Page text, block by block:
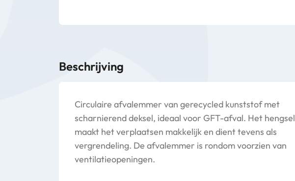
Beschrijving
Circulaire afvalemmer van gerecycled kunststof met
scharnierend deksel, ideaal voor GFT-afval. Het hengsel
maakt het verplaatsen makkelijk en dient tevens als
vergrendeling. De afvalemmer is rondom voorzien van
ventilatieopeningen.